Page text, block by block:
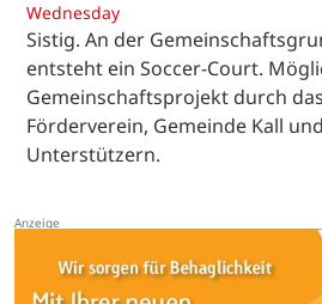
Wednesday
Sistig. An der
entsteht ein Soccer-Court.
Gemeinschaftsprojekt durch
Förderverein, Gemeinde Kall
Unterstützern.